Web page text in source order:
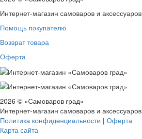
Интернет-магазин самоваров и аксессуаров
Помощь покупателю
Возврат товара
Оферта
2026 © «Самоваров град»
Интернет-магазин самоваров и аксессуаров
Политика конфиденциальности | Оферта
Карта сайта